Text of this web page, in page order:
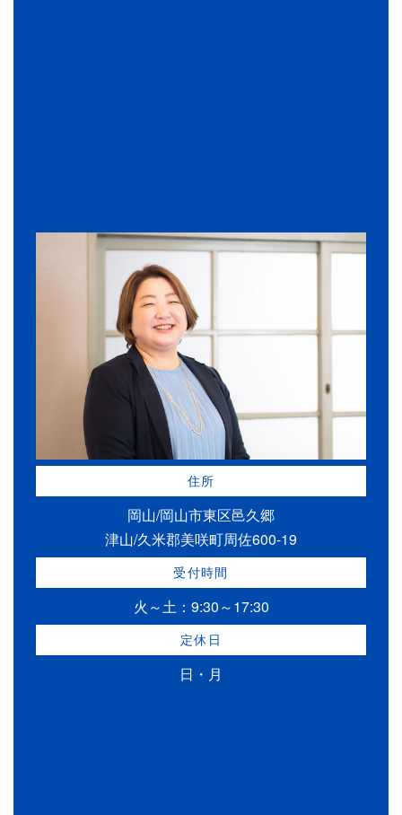
住所
岡山/岡山市東区邑久郷
津山/久米郡美咲町周佐600-19
受付時間
火～土：9:30～17:30
定休日
日・月